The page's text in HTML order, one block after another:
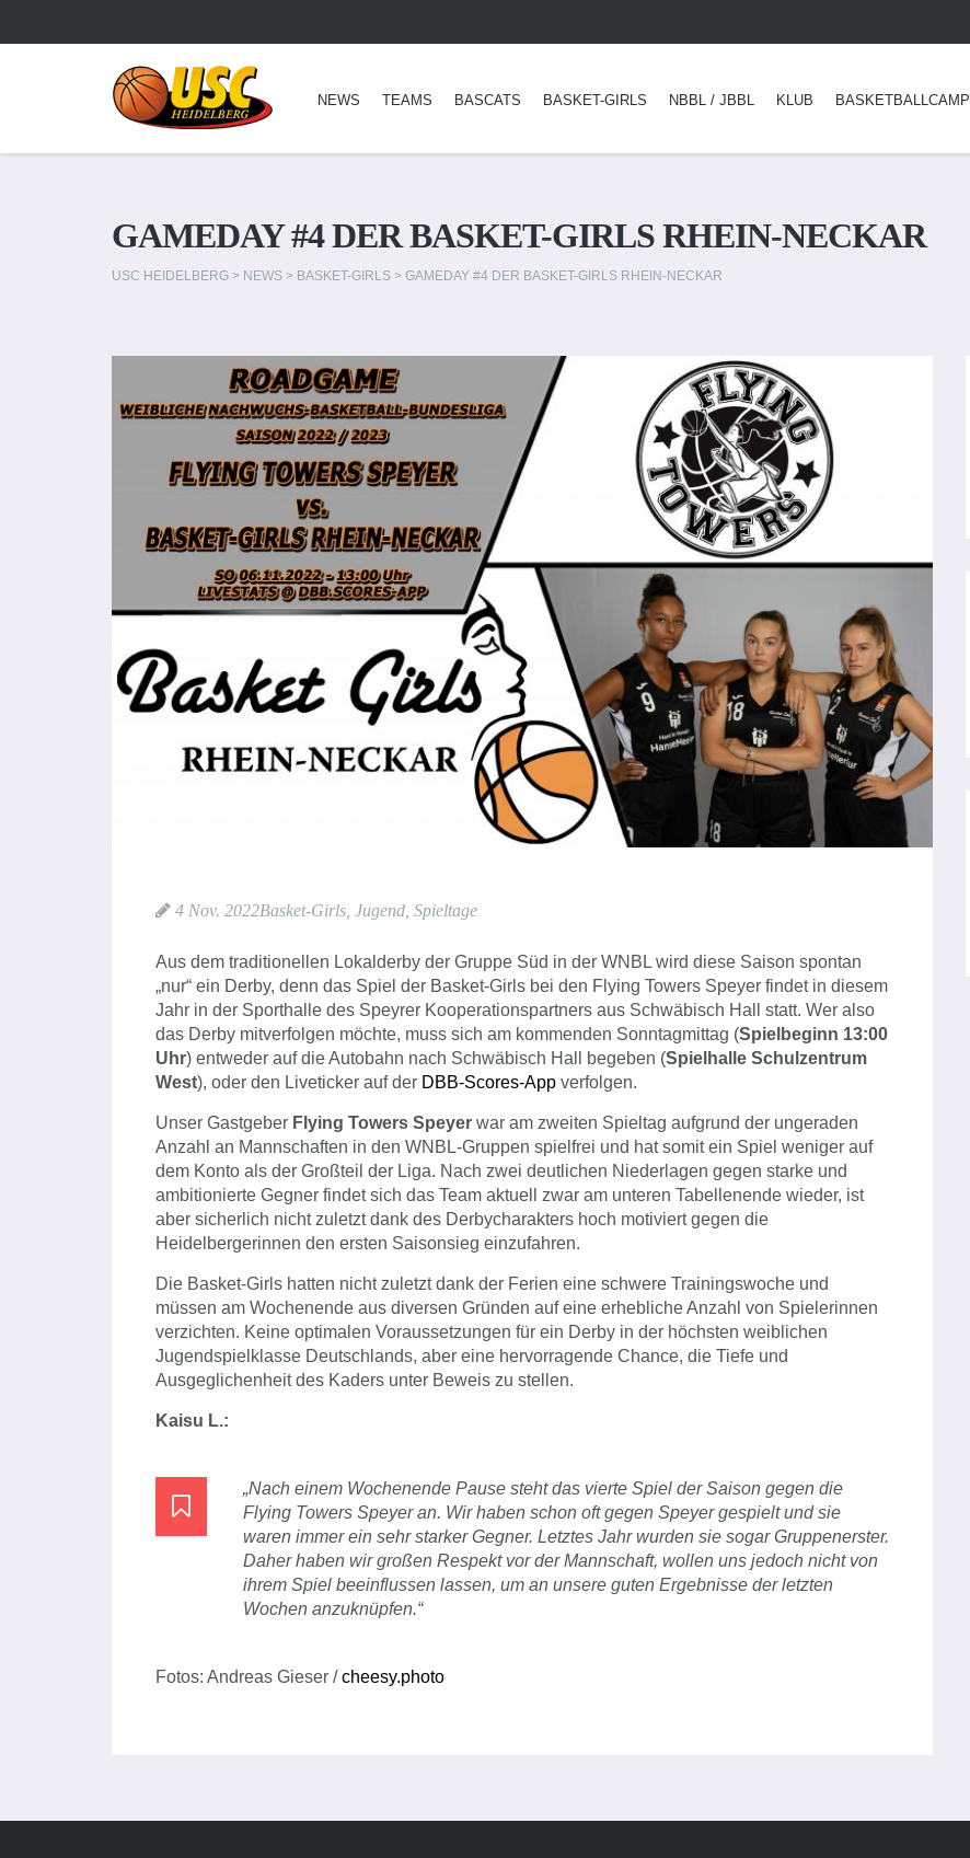
NEWS TEAMS BASCATS BASKET-GIRLS NBBL / JBBL KLUB BASKETBALLCAMP
GAMEDAY #4 DER BASKET-GIRLS RHEIN-NECKAR
USC HEIDELBERG > NEWS > BASKET-GIRLS > GAMEDAY #4 DER BASKET-GIRLS RHEIN-NECKAR
4 Nov. 2022Basket-Girls Jugend Spieltage
Aus dem traditionellen Lokalderby der Gruppe Süd in der WNBL wird diese Saison spontan
„nur“ ein Derby, denn das Spiel der Basket-Girls bei den Flying Towers Speyer findet in diesem
Jahr in der Sporthalle des Speyrer Kooperationspartners aus Schwäbisch Hall statt. Wer also
das Derby mitverfolgen möchte, muss sich am kommenden Sonntagmittag (Spielbeginn 13:00
Uhr) entweder auf die Autobahn nach Schwäbisch Hall begeben (Spielhalle Schulzentrum
West), oder den Liveticker auf der DBB-Scores-App verfolgen.
Unser Gastgeber Flying Towers Speyer war am zweiten Spieltag aufgrund der ungeraden
Anzahl an Mannschaften in den WNBL-Gruppen spielfrei und hat somit ein Spiel weniger auf
dem Konto als der Großteil der Liga. Nach zwei deutlichen Niederlagen gegen starke und
ambitionierte Gegner findet sich das Team aktuell zwar am unteren Tabellenende wieder, ist
aber sicherlich nicht zuletzt dank des Derbycharakters hoch motiviert gegen die
Heidelbergerinnen den ersten Saisonsieg einzufahren.
Die Basket-Girls hatten nicht zuletzt dank der Ferien eine schwere Trainingswoche und
müssen am Wochenende aus diversen Gründen auf eine erhebliche Anzahl von Spielerinnen
verzichten. Keine optimalen Voraussetzungen für ein Derby in der höchsten weiblichen
Jugendspielklasse Deutschlands, aber eine hervorragende Chance, die Tiefe und
Ausgeglichenheit des Kaders unter Beweis zu stellen.
Kaisu L.:
„Nach einem Wochenende Pause steht das vierte Spiel der Saison gegen die
Flying Towers Speyer an. Wir haben schon oft gegen Speyer gespielt und sie
waren immer ein sehr starker Gegner. Letztes Jahr wurden sie sogar Gruppenerster.
Daher haben wir großen Respekt vor der Mannschaft, wollen uns jedoch nicht von
ihrem Spiel beeinflussen lassen, um an unsere guten Ergebnisse der letzten
Wochen anzuknüpfen.“
Fotos: Andreas Gieser /cheesy.photo